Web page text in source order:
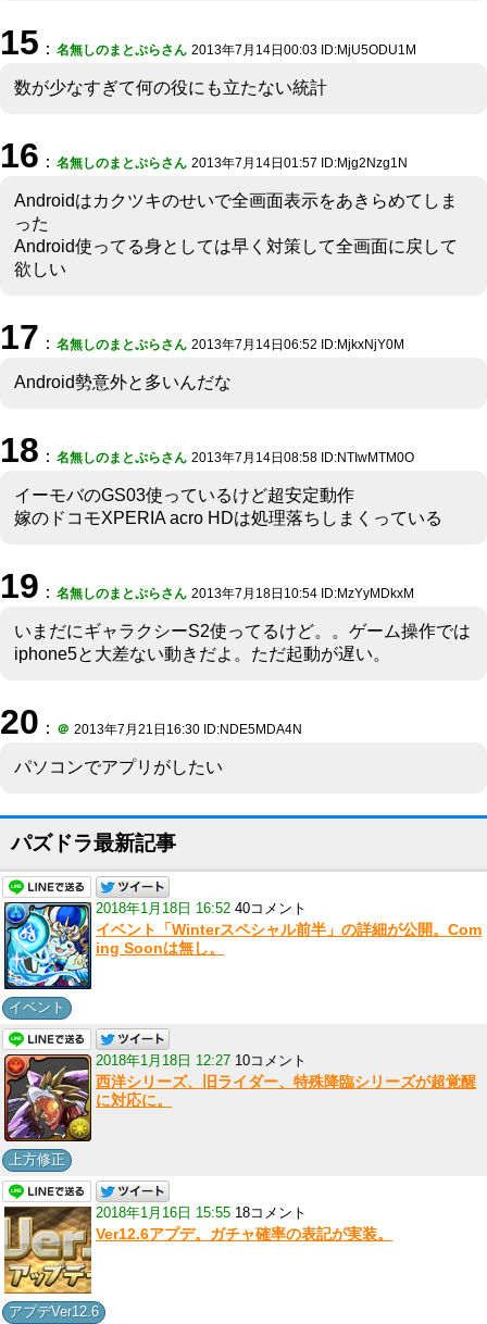
15 ： 名無しのまとぷらさん 2013年7月14日00:03 ID:MjU5ODU1M
数が少なすぎて何の役にも立たない統計
16 ： 名無しのまとぷらさん 2013年7月14日01:57 ID:Mjg2Nzg1N
Androidはカクツキのせいで全画面表示をあきらめてしま
った
Android使ってる身としては早く対策して全画面に戻して
欲しい
17 ： 名無しのまとぷらさん 2013年7月14日06:52 ID:MjkxNjY0M
Android勢意外と多いんだな
18 ： 名無しのまとぷらさん 2013年7月14日08:58 ID:NTIwMTM0O
イーモバのGS03使っているけど超安定動作
嫁のドコモXPERIA acro HDは処理落ちしまくっている
19 ： 名無しのまとぷらさん 2013年7月18日10:54 ID:MzYyMDkxM
いまだにギャラクシーS2使ってるけど。。ゲーム操作では
iphone5と大差ない動きだよ。ただ起動が遅い。
20 ： ＠ 2013年7月21日16:30 ID:NDE5MDA4N
パソコンでアプリがしたい
パズドラ最新記事
2018年1月18日 16:52 40コメント
イベント「Winterスペシャル前半」の詳細が公開。Com
ing Soonは無し。
イベント
2018年1月18日 12:27 10コメント
西洋シリーズ、旧ライダー、特殊降臨シリーズが超覚醒
に対応に。
上方修正
2018年1月16日 15:55 18コメント
Ver12.6アプデ。ガチャ確率の表記が実装。
アプデVer12.6